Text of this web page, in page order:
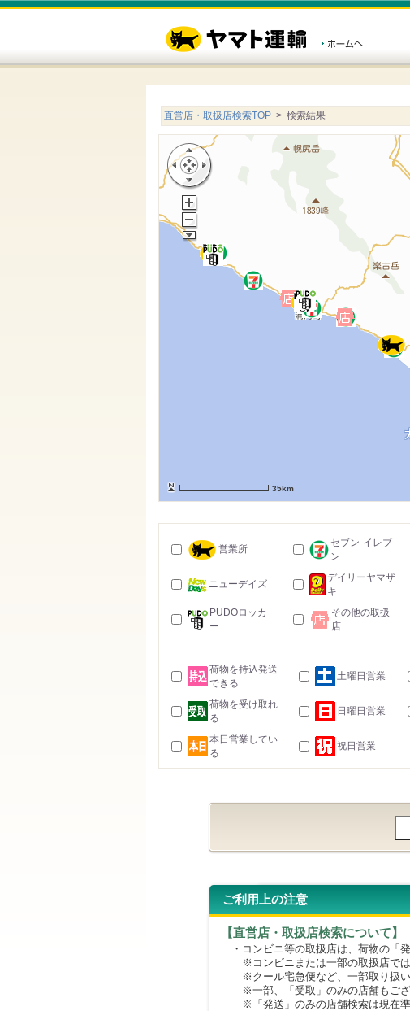
直営店・取扱店検索TOP > 検索結果
35km
営業所
セブン-イレブ
ン
ニューデイズ
デイリーヤマザ
キ
PUDOロッカ
ー
その他の取扱
店
荷物を持込発送
できる
土曜日営業
荷物を受け取れ
る
日曜日営業
本日営業してい
る
祝日営業
ご利用上の注意
【直営店・取扱店検索について】
・コンビニ等の取扱店は、荷物の「
※コンビニまたは一部の取扱店では
※クール宅急便など、一部取り扱い
※一部、「受取」のみの店舗もござ
※「発送」のみの店舗検索は現在準